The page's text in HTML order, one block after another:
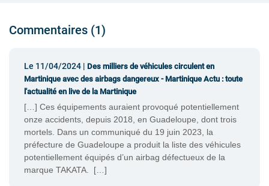
Commentaires (1)
Le 11/04/2024 | Des milliers de véhicules circulent en
Martinique avec des airbags dangereux - Martinique Actu : toute
l'actualité en live de la Martinique
[…] Ces équipements auraient provoqué potentiellement
onze accidents, depuis 2018, en Guadeloupe, dont trois
mortels. Dans un communiqué du 19 juin 2023, la
préfecture de Guadeloupe a produit la liste des véhicules
potentiellement équipés d’un airbag défectueux de la
marque TAKATA. […]